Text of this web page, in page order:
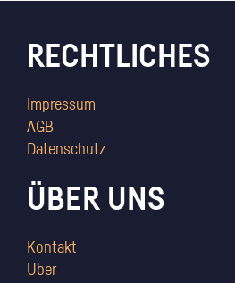
RECHTLICHES
Impressum
AGB
Datenschutz
ÜBER UNS
Kontakt
Über